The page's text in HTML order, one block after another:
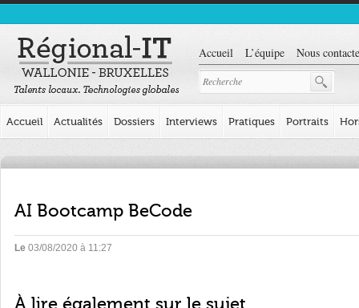
Accueil L’équipe Nous
Accueil Actualités Dossiers Interviews Pratiques Portraits
AI Bootcamp BeCode
Le 03/08/2020 à 11:27